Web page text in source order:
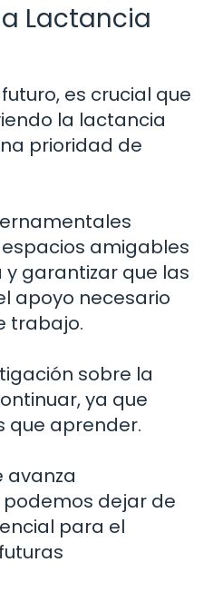
Lactancia
es crucial que
la lactancia
prioridad de
amigables
garantizar que las
apoyo necesario
trabajo.
sobre la
ya que
que aprender.
avanza
dejar de
para el